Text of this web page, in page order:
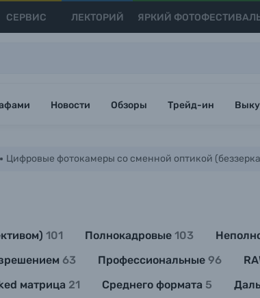
СЕРВИС ЛЕКТОРИЙ ЯРКИЙ
Новости Обзоры Трейд-ин
Цифровые фотокамеры со сменной оптикой
101 Полнокадровые 103
63 Профессиональные 96
матрица 21 Среднего формата 5